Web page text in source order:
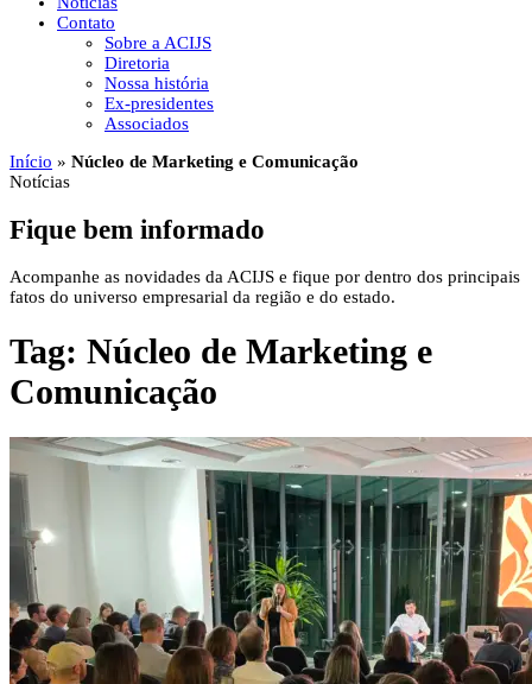
Contato
Sobre a ACIJS
Diretoria
Nossa história
Ex-presidentes
Associados
Início » Núcleo de Marketing e Comunicação
Notícias
Fique bem informado
Acompanhe as novidades da ACIJS e fique por dentro dos principais
fatos do universo empresarial da região e do estado.
Tag: Núcleo de Marketing e
Comunicação